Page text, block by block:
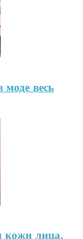
моде весь
кожи лица,